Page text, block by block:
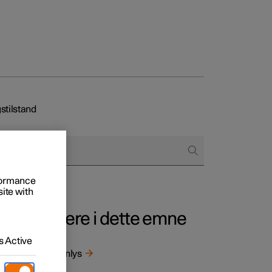
Mere i dette emne
Fjernlys
with
Active